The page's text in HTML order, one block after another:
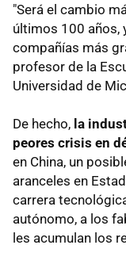
"Será el cambio
últimos 100 años,
compañías más
profesor de la
Universidad de
De hecho, la
peores crisis en
en China, un
aranceles en
carrera
autónomo, a los
les acumulan los